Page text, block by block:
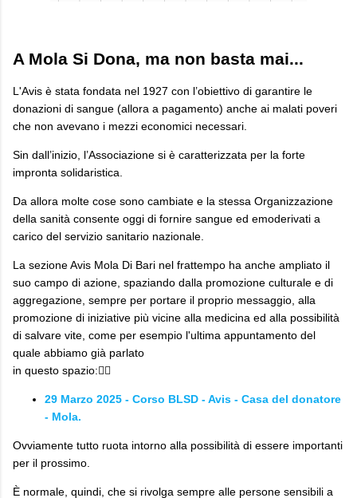
A Mola Si Dona, ma non basta mai...
L'Avis è stata fondata nel 1927 con l’obiettivo di garantire le
donazioni di sangue (allora a pagamento) anche ai malati poveri
che non avevano i mezzi economici necessari.
Sin dall’inizio, l’Associazione si è caratterizzata per la forte
impronta solidaristica.
Da allora molte cose sono cambiate e la stessa Organizzazione
della sanità consente oggi di fornire sangue ed emoderivati a
carico del servizio sanitario nazionale.
La sezione Avis Mola Di Bari nel frattempo ha anche ampliato il
suo campo di azione, spaziando dalla promozione culturale e di
aggregazione, sempre per portare il proprio messaggio, alla
promozione di iniziative più vicine alla medicina ed alla possibilità
di salvare vite, come per esempio l'ultima appuntamento del
quale abbiamo già parlato
in questo spazio:👇🏼
29 Marzo 2025 - Corso BLSD - Avis - Casa del donatore
- Mola.
Ovviamente tutto ruota intorno alla possibilità di essere importanti
per il prossimo.
È normale, quindi, che si rivolga sempre alle persone sensibili a